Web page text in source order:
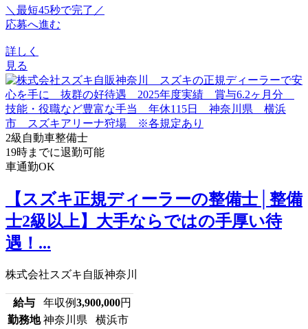
＼最短45秒で完了／
応募へ進む
詳しく
見る
2級自動車整備士
19時までに退勤可能
車通勤OK
【スズキ正規ディーラーの整備士│整備
士2級以上】大手ならではの手厚い待
遇！...
株式会社スズキ自販神奈川
給与 年収例3,900,000円
勤務地 神奈川県 横浜市